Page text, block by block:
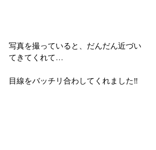
写真を撮っていると、だんだん近づい
てきてくれて…
目線をバッチリ合わしてくれました‼️